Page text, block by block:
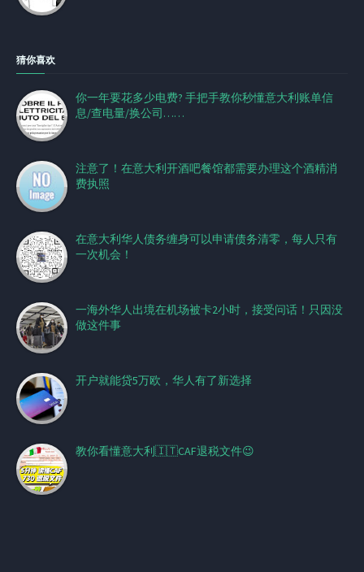
猜你喜欢
你一年要花多少电费? 手把手教你秒懂意大利账单信
息/查电量/换公司……
注意了！在意大利开酒吧餐馆都需要办理这个酒精消
费执照
在意大利华人债务缠身可以申请债务清零，每人只有
一次机会！
一海外华人出境在机场被卡2小时，接受问话！只因没
做这件事
开户就能贷5万欧，华人有了新选择
教你看懂意大利🇮🇹CAF退税文件😉